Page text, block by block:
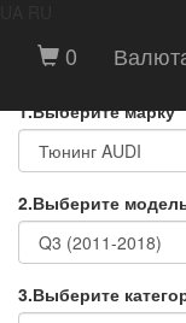
0
1.Выберите марку
2.Выберите
3.Выберите